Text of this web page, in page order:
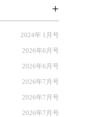
+
2024年 1月号
2026年6月号
2026年6月号
2026年7月号
2026年7月号
2026年7月号